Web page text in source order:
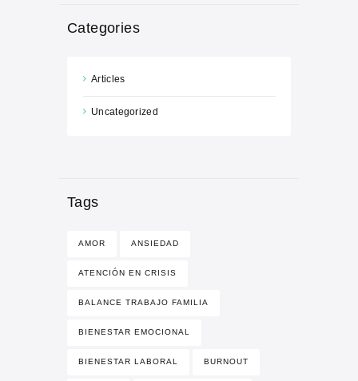
Categories
Articles
Uncategorized
Tags
AMOR ANSIEDAD
ATENCIÓN EN CRISIS
BALANCE TRABAJO FAMILIA
BIENESTAR EMOCIONAL
BIENESTAR LABORAL BURNOUT